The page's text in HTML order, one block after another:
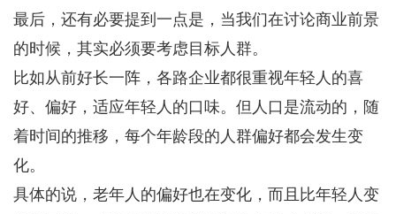
最后，还有必要提到一点是，当我们在讨论商业前景
的时候，其实必须要考虑目标人群。
比如从前好长一阵，各路企业都很重视年轻人的喜
好、偏好，适应年轻人的口味。但人口是流动的，随
着时间的推移，每个年龄段的人群偏好都会发生变
化。
具体的说，老年人的偏好也在变化，而且比年轻人变